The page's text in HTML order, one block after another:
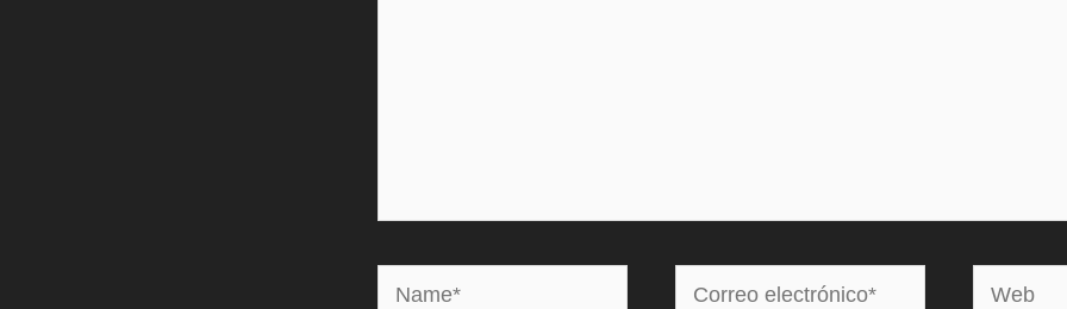
Name*
Correo
Web